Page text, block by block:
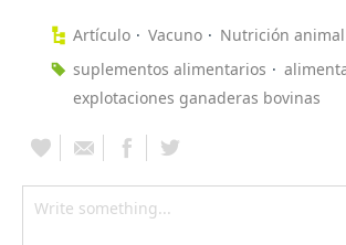
Artículo Vacuno
Nutrición animal
suplementos alimentarios
explotaciones ganaderas bovinas